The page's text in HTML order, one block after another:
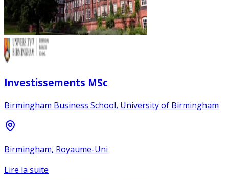
Investissements MSc
Birmingham Business School, University of Birmingham
Birmingham, Royaume-Uni
Lire la suite